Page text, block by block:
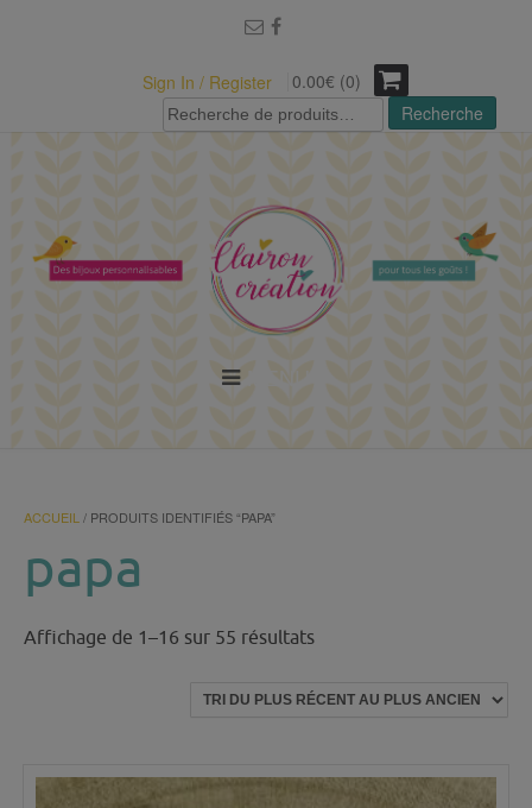
Sign In / Register
0.00€ (0)
Recherche
pour :
Recherche
ACCUEIL / PRODUITS IDENTIFIÉS “PAPA”
papa
Affichage de 1–16 sur 55 résultatsTrié
plus
plus